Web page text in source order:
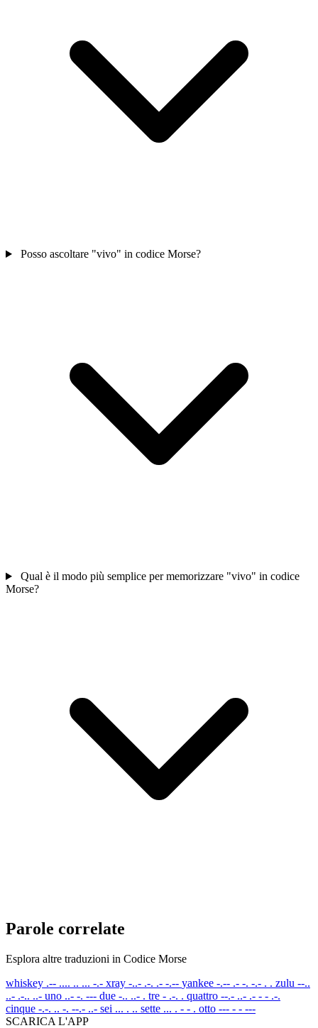
Posso ascoltare "vivo" in codice Morse?
Qual è il modo più semplice per memorizzare "vivo" in codice
Morse?
Parole correlate
Esplora altre traduzioni in Codice Morse
whiskey .-- .... .. ... -.- xray -..- .-. .- -.-- yankee -.-- .- -. -.- . . zulu --..
..- .-.. ..- uno ..- -. --- due -.. ..- . tre - .-. . quattro --.- ..- .- - - .-.
cinque -.-. .. -. --.- ..- sei ... . .. sette ... . - - . otto --- - - ---
SCARICA L'APP